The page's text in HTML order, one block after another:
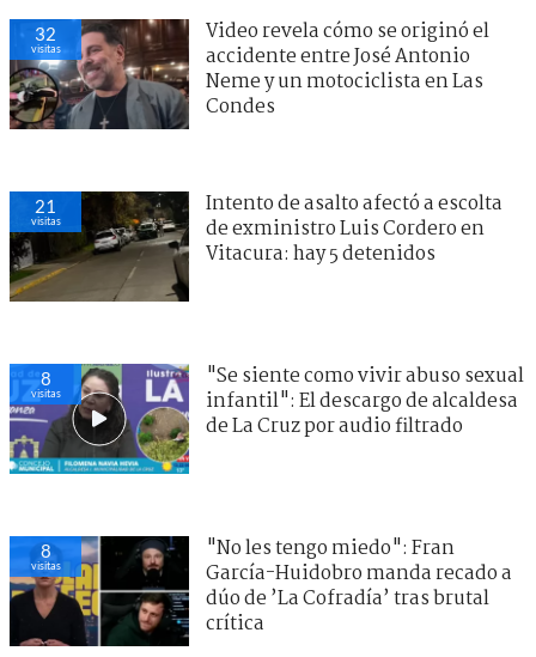
32
visitas
Video revela cómo se originó el
accidente entre José Antonio
Neme y un motociclista en Las
Condes
21
visitas
Intento de asalto afectó a escolta
de exministro Luis Cordero en
Vitacura: hay 5 detenidos
8
visitas
"Se siente como vivir abuso sexual
infantil": El descargo de alcaldesa
de La Cruz por audio filtrado
8
visitas
"No les tengo miedo": Fran
García-Huidobro manda recado a
dúo de ’La Cofradía’ tras brutal
crítica